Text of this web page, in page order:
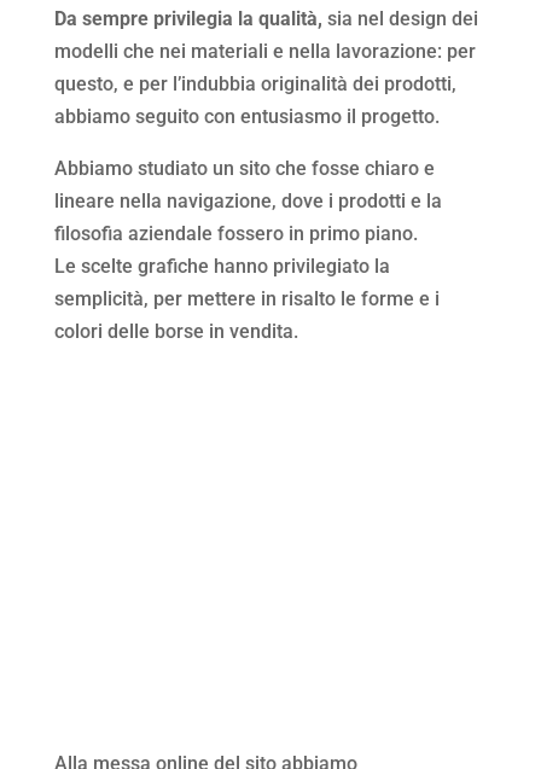
Da sempre privilegia la qualità, sia nel design dei
modelli che nei materiali e nella lavorazione: per
questo, e per l’indubbia originalità dei prodotti,
abbiamo seguito con entusiasmo il progetto.
Abbiamo studiato un sito che fosse chiaro e
lineare nella navigazione, dove i prodotti e la
filosofia aziendale fossero in primo piano.
Le scelte grafiche hanno privilegiato la
semplicità, per mettere in risalto le forme e i
colori delle borse in vendita.
Alla messa online del sito abbiamo